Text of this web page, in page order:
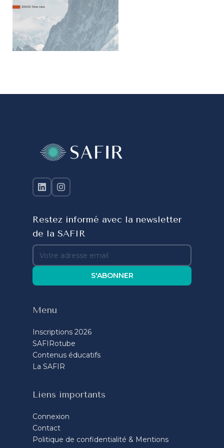
Restez informé avec la newsletter
de la SAFIR
S'ABONNER
Menu
Inscriptions 2026
SAFIRotube
Contenus éducatifs
La SAFIR
Liens importants
Connexion
Contact
Politique de confidentialité & Mentions